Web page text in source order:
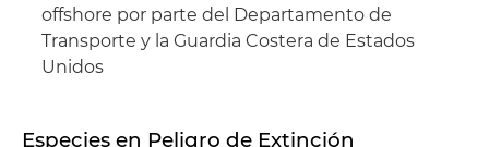
offshore por parte del Departamento de
Transporte y la Guardia Costera de Estados
Unidos
Especies en Peligro de Extinción